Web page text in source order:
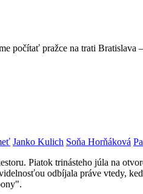
počítať pražce na trati
Janko Kulich Soňa Horňáková
Piatok trinásteho júla na
odbíjala práve vtedy,